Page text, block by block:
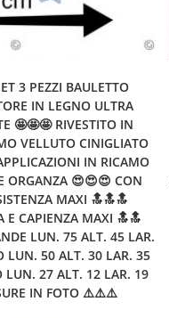
3 PEZZI BAULETTO
IN LEGNO ULTRA
🤩🤩🤩 RIVESTITO IN
VELLUTO CINIGLIATO
IN RICAMO
ORGANZA 😍😍😍 CON
MAXI 🔝🔝🔝
E CAPIENZA MAXI 🔝🔝
LUN. 75 ALT. 45 LAR.
LUN. 50 ALT. 30 LAR. 35
LUN. 27 ALT. 12 LAR. 19
IN FOTO ⚠️⚠️⚠️